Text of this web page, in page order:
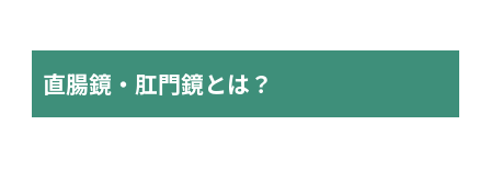
直腸鏡・肛門鏡とは？